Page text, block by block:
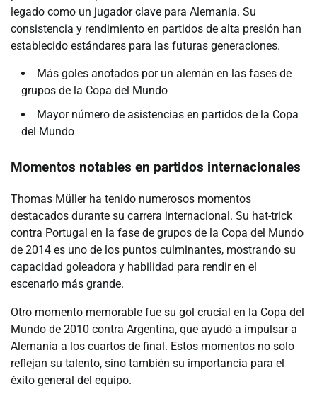
legado como un jugador clave para Alemania. Su
consistencia y rendimiento en partidos de alta presión han
establecido estándares para las futuras generaciones.
Más goles anotados por un alemán en las fases de
grupos de la Copa del Mundo
Mayor número de asistencias en partidos de la Copa
del Mundo
Momentos notables en partidos internacionales
Thomas Müller ha tenido numerosos momentos
destacados durante su carrera internacional. Su hat-trick
contra Portugal en la fase de grupos de la Copa del Mundo
de 2014 es uno de los puntos culminantes, mostrando su
capacidad goleadora y habilidad para rendir en el
escenario más grande.
Otro momento memorable fue su gol crucial en la Copa del
Mundo de 2010 contra Argentina, que ayudó a impulsar a
Alemania a los cuartos de final. Estos momentos no solo
reflejan su talento, sino también su importancia para el
éxito general del equipo.